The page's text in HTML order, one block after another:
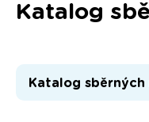
Katalog
Katalog sběrných